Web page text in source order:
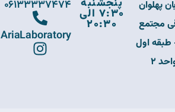
پهلوان
مجتمع
طبقه اول
2
پنجشنبه
7:30 الی
20:30
06133337474
AriaLaboratory